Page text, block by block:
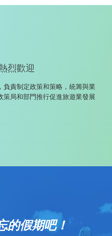
烈歡迎
責制定政策和策略，統籌與業
局和部門推行促進旅遊業發展
的假期吧！